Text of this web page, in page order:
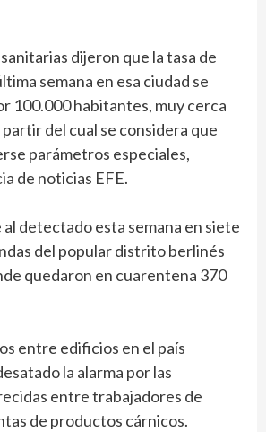
dijeron que la tasa de
semana en esa ciudad se
100.000 habitantes, muy cerca
del cual se considera que
parámetros especiales,
de noticias EFE.
detectado esta semana en siete
del popular distrito berlinés
quedaron en cuarentena 370
entre edificios en el país
la alarma por las
entre trabajadores de
de productos cárnicos.